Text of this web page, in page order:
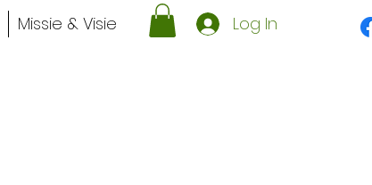
Missie & Visie Log In